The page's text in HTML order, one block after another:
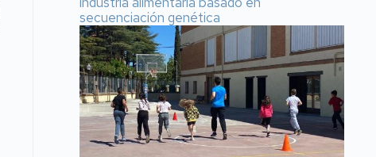
secuenciación genética